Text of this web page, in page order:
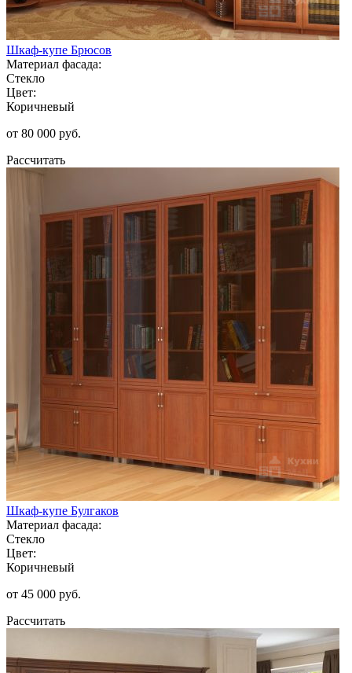
Шкаф-купе Брюсов
Материал фасада:
Стекло
Цвет:
Коричневый
от 80 000 руб.
Рассчитать
Шкаф-купе Булгаков
Материал фасада:
Стекло
Цвет:
Коричневый
от 45 000 руб.
Рассчитать